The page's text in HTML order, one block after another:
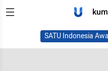
SATU Indonesia